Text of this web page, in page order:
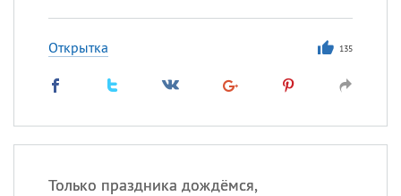
Открытка 135
Только праздника дождёмся,